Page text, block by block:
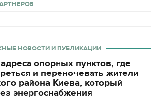
НОВОСТИ И ПУБЛИКАЦИИ
опорных пунктов, где
и переночевать жители
района Киева, который
энергоснабжения